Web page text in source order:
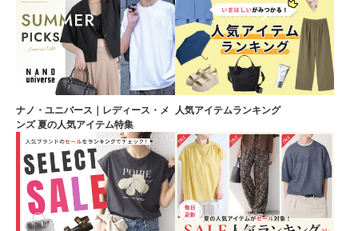
ナノ・ユニバース｜レディース・メ
ンズ 夏の人気アイテム特集
人気アイテムランキング